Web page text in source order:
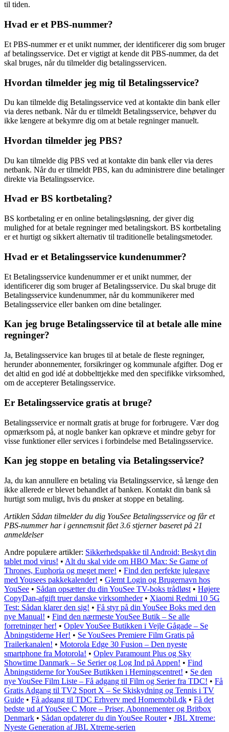
til tiden.
Hvad er et PBS-nummer?
Et PBS-nummer er et unikt nummer, der identificerer dig som bruger
af betalingsservice. Det er vigtigt at kende dit PBS-nummer, da det
skal bruges, når du tilmelder dig betalingsservicen.
Hvordan tilmelder jeg mig til Betalingsservice?
Du kan tilmelde dig Betalingsservice ved at kontakte din bank eller
via deres netbank. Når du er tilmeldt Betalingsservice, behøver du
ikke længere at bekymre dig om at betale regninger manuelt.
Hvordan tilmelder jeg PBS?
Du kan tilmelde dig PBS ved at kontakte din bank eller via deres
netbank. Når du er tilmeldt PBS, kan du administrere dine betalinger
direkte via Betalingsservice.
Hvad er BS kortbetaling?
BS kortbetaling er en online betalingsløsning, der giver dig
mulighed for at betale regninger med betalingskort. BS kortbetaling
er et hurtigt og sikkert alternativ til traditionelle betalingsmetoder.
Hvad er et Betalingsservice kundenummer?
Et Betalingsservice kundenummer er et unikt nummer, der
identificerer dig som bruger af Betalingsservice. Du skal bruge dit
Betalingsservice kundenummer, når du kommunikerer med
Betalingsservice eller banken om dine betalinger.
Kan jeg bruge Betalingsservice til at betale alle mine
regninger?
Ja, Betalingsservice kan bruges til at betale de fleste regninger,
herunder abonnementer, forsikringer og kommunale afgifter. Dog er
det altid en god idé at dobbelttjekke med den specifikke virksomhed,
om de accepterer Betalingsservice.
Er Betalingsservice gratis at bruge?
Betalingsservice er normalt gratis at bruge for forbrugere. Vær dog
opmærksom på, at nogle banker kan opkræve et mindre gebyr for
visse funktioner eller services i forbindelse med Betalingsservice.
Kan jeg stoppe en betaling via Betalingsservice?
Ja, du kan annullere en betaling via Betalingsservice, så længe den
ikke allerede er blevet behandlet af banken. Kontakt din bank så
hurtigt som muligt, hvis du ønsker at stoppe en betaling.
Artiklen Sådan tilmelder du dig YouSee Betalingsservice og får et
PBS-nummer har i gennemsnit fået3.6 stjerner baseret på 21
anmeldelser
Andre populære artikler: Sikkerhedspakke til Android: Beskyt din
tablet mod virus! • Alt du skal vide om HBO Max: Se Game of
Thrones, Euphoria og meget mere! • Find den perfekte julegave
med Yousees pakkekalender! • Glemt Login og Brugernavn hos
YouSee • Sådan opsætter du din YouSee TV-boks trådløst • Højere
CopyDan-afgift truer danske virksomheder• Xiaomi Redmi 10 5G
Test: Sådan klarer den sig! • Få styr på din YouSee Boks med den
nye Manual! • Find den nærmeste YouSee Butik – Se alle
forretninger her! • Oplev YouSee Butikken i Vejle Gågade – Se
Åbningstiderne Her! • Se YouSees Premiere Film Gratis på
Trailerkanalen! • Motorola Edge 30 Fusion – Den nyeste
smartphone fra Motorola! • Oplev Paramount Plus og Sky
Showtime Danmark – Se Serier og Log Ind på Appen! • Find
Åbningstiderne for YouSee Butikken i Herningscentret! • Se den
nye YouSee Film Liste – Få adgang til Film og Serier fra TDC! • Få
Gratis Adgang til TV2 Sport X – Se Skiskydning og Tennis i TV
Guide • Få adgang til TDC Erhverv med Homemobil.dk • Få det
bedste ud af YouSee C More – Priser, Abonnementer og Britbox
Denmark • Sådan opdaterer du din YouSee Router• JBL Xtreme:
Nyeste Generation af JBL Xtreme-serien